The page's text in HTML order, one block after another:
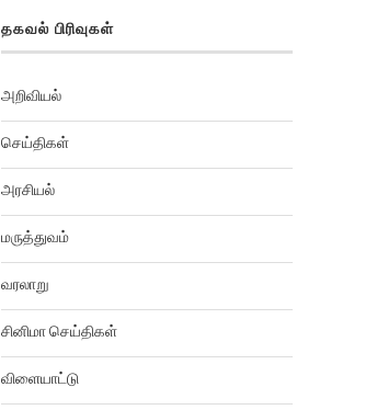
தகவல் பிரிவுகள்
அறிவியல்
செய்திகள்
அரசியல்
மருத்துவம்
வரலாறு
சினிமா செய்திகள்
விளையாட்டு